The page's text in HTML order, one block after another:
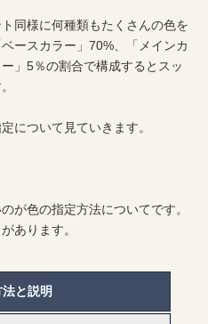
同様に何種類もたくさんの色を
ースカラー」70%、「メインカ
」5％の割合で構成するとスッ
について見ていきます。
が色の指定方法についてです。
あります。
と説明